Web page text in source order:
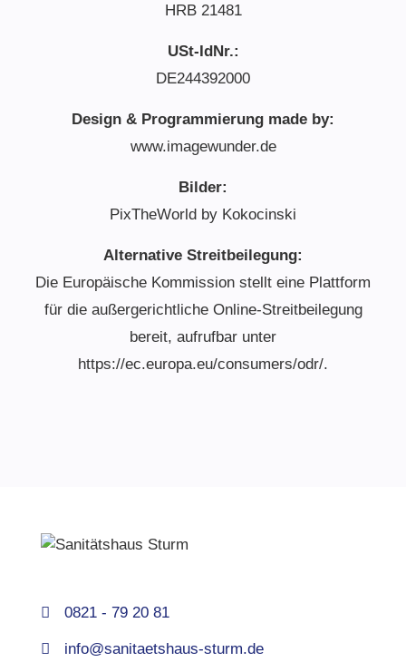
HRB 21481
USt-IdNr.:
DE244392000
Design & Programmierung made by:
www.imagewunder.de
Bilder:
PixTheWorld by Kokocinski
Alternative Streitbeilegung:
Die Europäische Kommission stellt eine Plattform
für die außergerichtliche Online-Streitbeilegung
bereit, aufrufbar unter
https://ec.europa.eu/consumers/odr/.
0821 - 79 20 81
info@sanitaetshaus-sturm.de